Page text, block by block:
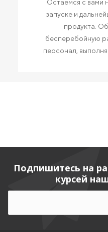
Остаемся с вами
запуске и
продукта.
бесперебойную
персонал,
Подпишитесь на
курсей